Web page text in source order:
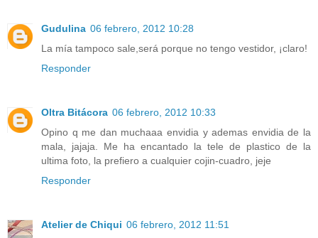
Gudulina 06 febrero, 2012 10:28
La mía tampoco sale,será porque no tengo vestidor, ¡claro!
Responder
Oltra Bitácora 06 febrero, 2012 10:33
Opino q me dan muchaaa envidia y ademas envidia de la
mala, jajaja. Me ha encantado la tele de plastico de la
ultima foto, la prefiero a cualquier cojin-cuadro, jeje
Responder
Atelier de Chiqui 06 febrero, 2012 11:51